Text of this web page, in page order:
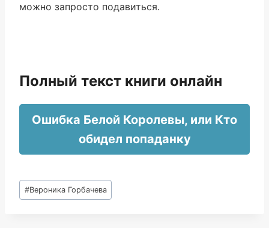
можно запросто подавиться.
Полный текст книги онлайн
Ошибка Белой Королевы, или Кто
обидел попаданку
Метки
записи:
#Вероника Горбачева